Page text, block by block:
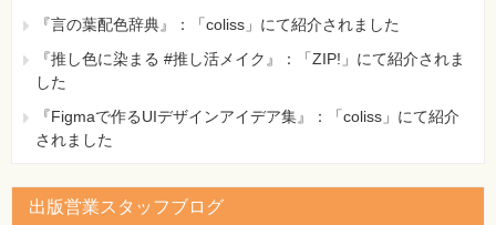
『言の葉配色辞典』：「coliss」にて紹介されました
『推し色に染まる #推し活メイク』：「ZIP!」にて紹介されま
した
『Figmaで作るUIデザインアイデア集』：「coliss」にて紹介
されました
出版営業スタッフブログ